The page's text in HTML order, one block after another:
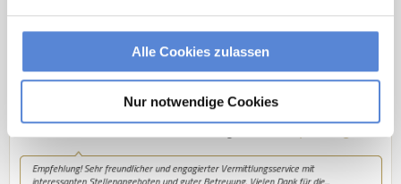
Alle Cookies zulassen
Nur notwendige Cookies